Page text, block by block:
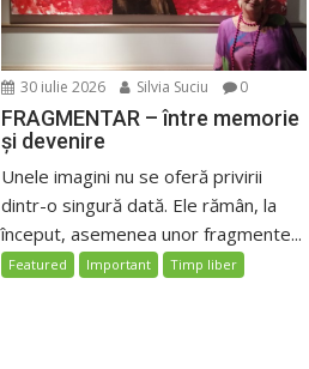
30 iulie 2026 Silvia Suciu 0
FRAGMENTAR – între memorie
și devenire
Unele imagini nu se oferă privirii
dintr-o singură dată. Ele rămân, la
început, asemenea unor fragmente...
Featured Important Timp liber